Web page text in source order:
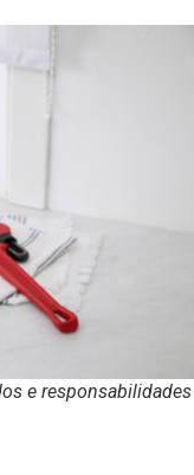
e responsabilidades